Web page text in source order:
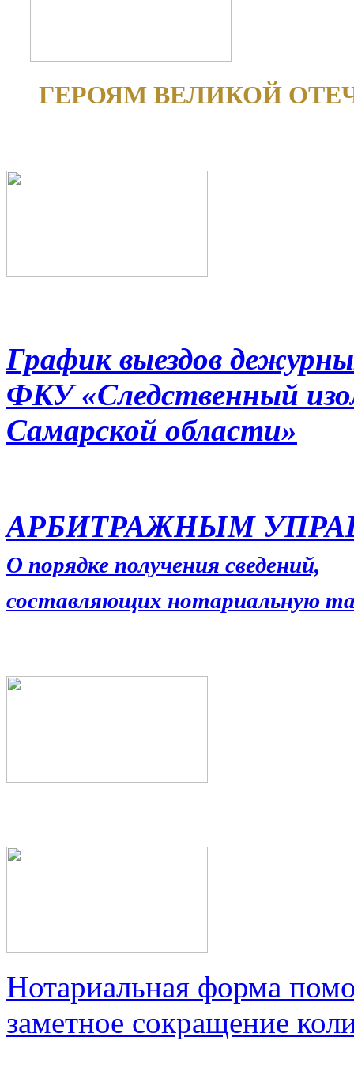
ГЕРОЯМ ВЕЛИКОЙ
График выездов
ФКУ «Следственный
Самарской области»
АРБИТРАЖНЫМ
О порядке получения сведений,
составляющих нотариальную
Нотариальная форма
заметное сокращение